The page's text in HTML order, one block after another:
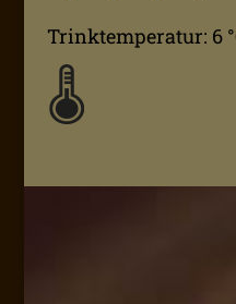
Trinktemperatur: 6